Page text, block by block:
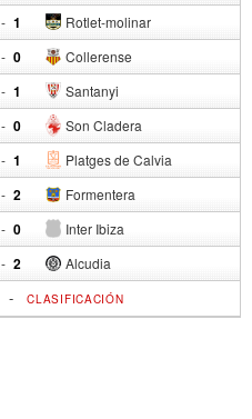
- Rotlet-molinar
1
- Collerense
0
- Santanyi
1
- Son Cladera
0
- Platges de Calvia
1
- Formentera
2
- Inter Ibiza
0
- Alcudia
2
-CLASIFICACIÓN